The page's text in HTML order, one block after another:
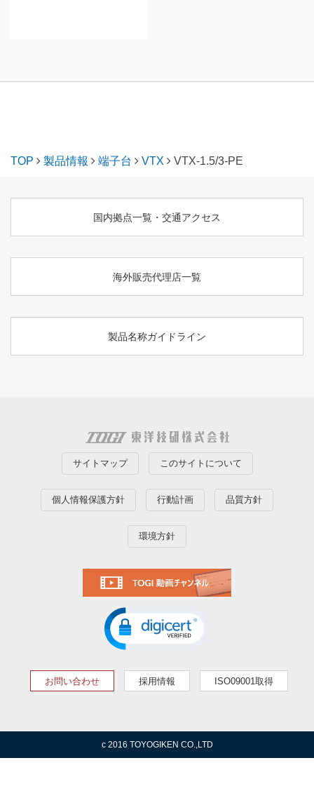
TOP 製品情報 端子台 VTX VTX-1.5/3-PE
国内拠点一覧・交通アクセス
海外販売代理店一覧
製品名称ガイドライン
サイトマップ このサイトについて
個人情報保護方針 行動計画 品質方針
環境方針
お問い合わせ 採用情報 ISO09001取得
c 2016 TOYOGIKEN CO.,LTD